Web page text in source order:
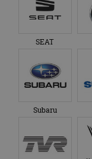
SEAT
Subaru